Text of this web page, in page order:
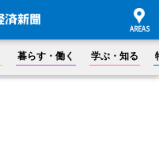
暮らす・働く 学ぶ・知る